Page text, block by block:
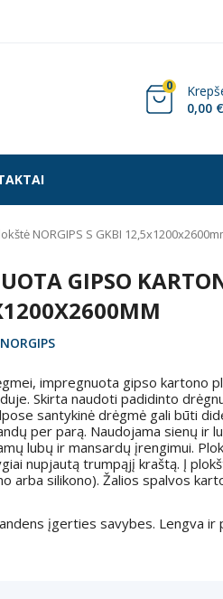
0
0,00 €
NORGIPS S GKBI
GIPSO
NORGIPS
impregnuota gipso kartono
Skirta naudoti padidinto
santykinė drėgmė gali būti
per parą. Naudojama sienų ir
lubų ir mansardų įrengimui.
nupjautą trumpąjį kraštą. Į
arba silikono). Žalios spalvos
įgerties savybes. Lengva ir